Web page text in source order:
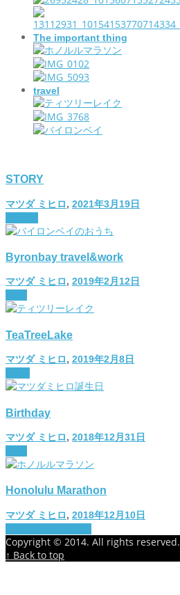
The important thing
travel
STORY
マツダ ミヒロ, 2021年3月19日
Byronbay travel&work
マツダ ミヒロ, 2019年2月12日
TeaTreeLake
マツダ ミヒロ, 2019年2月8日
Birthday
マツダ ミヒロ, 2018年12月31日
Honolulu Marathon
マツダ ミヒロ, 2018年12月10日
Copyright © 2014. All rights reserved.
↑ Back to top